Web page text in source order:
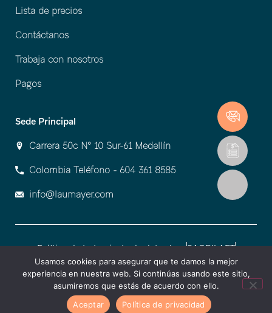
Lista de precios
Contáctanos
Trabaja con nosotros
Pagos
Sede Principal
Carrera 50c Nº 10 Sur-61 Medellín
Colombia Teléfono - 604 361 8585
info@laumayer.com
Política de tratamiento de datos LmySAGRILAFT
Políticas de uso del sitioPolíticas de uso de las marcas
Copyright © 2026 Laumayer Todos los derechos reservados Medellín
– Colombia | bySM DIGITAL
Usamos cookies para asegurar que te damos la mejor
experiencia en nuestra web. Si continúas usando este sitio,
asumiremos que estás de acuerdo con ello.
Aceptar
Política de privacidad